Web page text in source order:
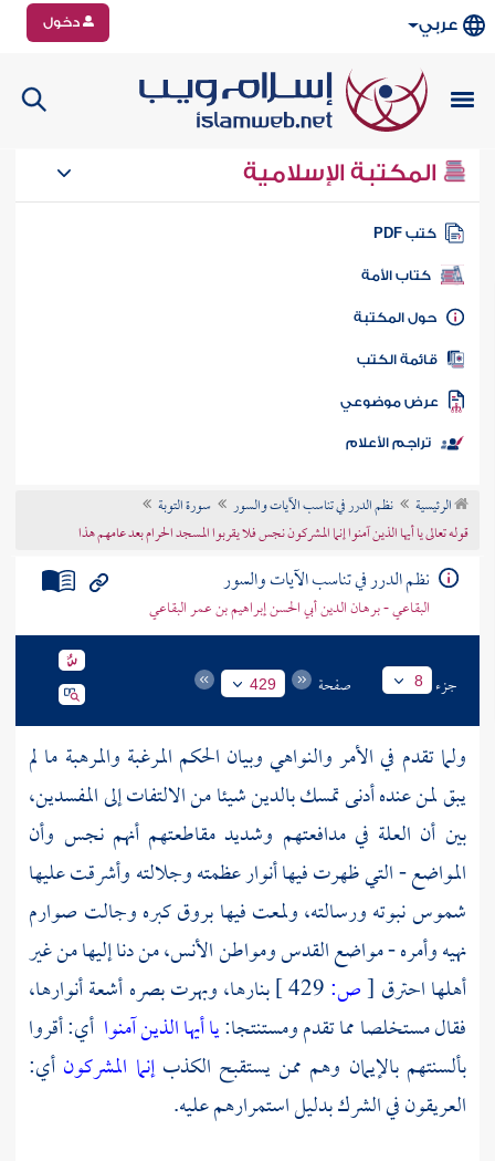
عربي دخول
المكتبة الإسلامية
كتب PDF
كتاب الأمة
المكتبة
الكتب
موضوعي
تراجم الأعلام
الرئيسية نظم الدرر في تناسب الآيات والسور
سورة التوبة
قوله تعالى يا أيها الذين آمنوا إنما المشركون نجس فلا يقربوا المسجد الحرام بعد عامهم هذا
نظم الدرر في تناسب الآيات والسور
البقاعي - برهان الدين أبي الحسن إبراهيم بن عمر البقاعي
جزء 8 صفحة 429
ولما تقدم في الأمر والنواهي وبيان الحكم المرغبة والمرهبة ما لم
يبق لمن عنده أدنى تمسك بالدين شيئا من الالتفات إلى المفسدين،
بين أن العلة في مدافعتهم وشديد مقاطعتهم أنهم نجس وأن
المواضع - التي ظهرت فيها أنوار عظمته وجلالته وأشرقت عليها
شموس نبوته ورسالته، ولمعت فيها بروق كبره وجالت صوارم
نهيه وأمره - مواضع القدس ومواطن الأنس، من دنا إليها من غير
أهلها احترق [ص:
بنارها، وبهرت بصره أشعة أنوارها،
فقال مستخلصا مما تقدم ومستنتجا:يا أيها الذين آمنوا أي: أقروا
بألسنتهم بالإيمان وهم ممن يستقبح الكذبإنما المشركون أي:
العريقون في الشرك بدليل استمرارهم عليه.